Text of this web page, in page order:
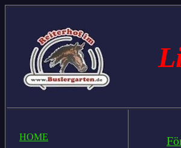
HOME